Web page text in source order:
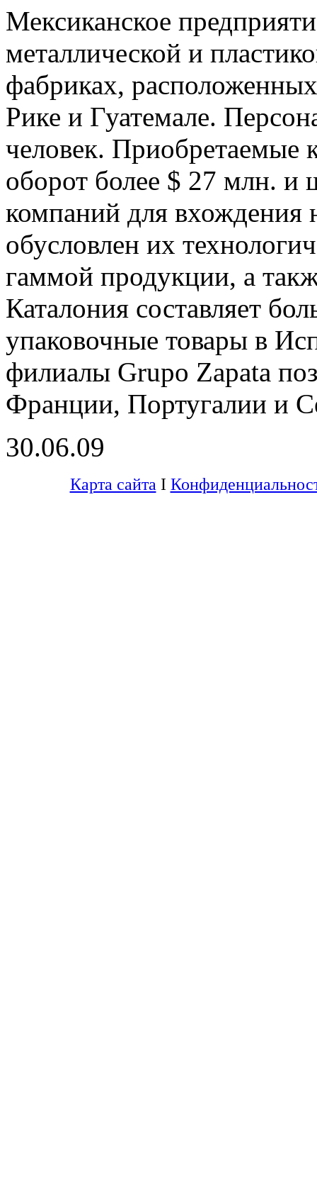
Мексиканское
металлической и
фабриках,
Рике и Гуатемале.
человек. Приобретаемые
оборот более $ 27 млн. и
компаний для вхождения
обусловлен их
гаммой продукции, а
Каталония составляет
упаковочные товары в
филиалы Grupo Zapata
Франции, Португалии и
30.06.09
Карта сайта I